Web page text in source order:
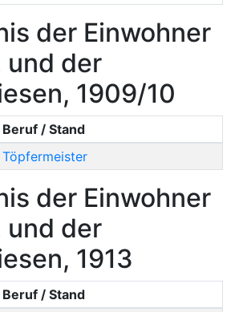
der Einwohner
und der
1909/10
Beruf / Stand
Töpfermeister
der Einwohner
und der
1913
Beruf / Stand